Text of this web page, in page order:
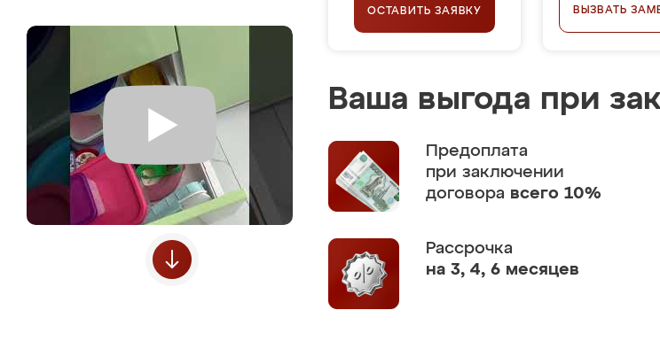
ОСТАВИТЬ ЗАЯВКУ ВЫЗВАТЬ
Ваша выгода при
Предоплата
при заключении
договора всего 10%
Рассрочка
на 3, 4, 6 месяцев